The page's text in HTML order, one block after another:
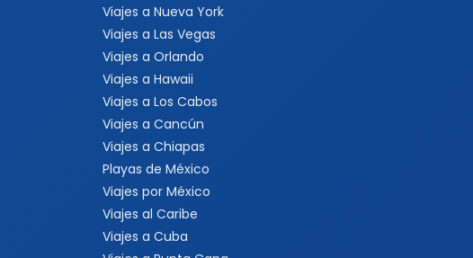
Viajes a Nueva York
Viajes a Las Vegas
Viajes a Orlando
Viajes a Hawaii
Viajes a Los Cabos
Viajes a Cancún
Viajes a Chiapas
Playas de México
Viajes por México
Viajes al Caribe
Viajes a Cuba